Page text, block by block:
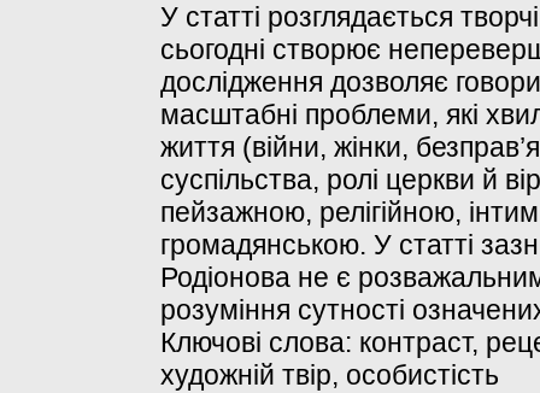
У статті розглядається
сьогодні створює
дослідження дозволяє
масштабні проблеми, які
життя (війни, жінки,
суспільства, ролі церкви й
пейзажною, релігійною,
громадянською. У статті
Родіонова не є
розуміння сутності
Ключові слова: контраст,
художній твір, особистість